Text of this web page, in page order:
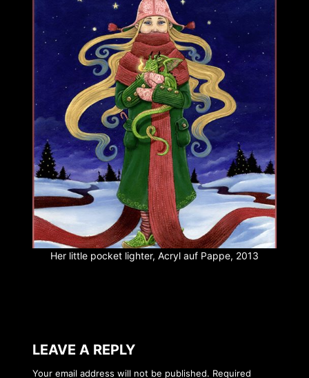
Her little pocket lighter, Acryl auf Pappe, 2013
LEAVE A REPLY
Your email address will not be published. Required